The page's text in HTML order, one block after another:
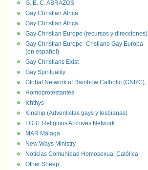
G. E. C. ABRAZOS
Gay Christian África
Gay Christian África
Gay Christian Europe (recursos y direcciones)
Gay Christian Europe- Cristiano Gay Europa
(en español)
Gay Christians Exist
Gay Spirituality
Global Network of Rainbow Catholic (GNRC),
Homoprotestantes
Ichthys
Kinship (Adventistas gays y lesbianas)
LGBT Religious Archives Network
MAR Málaga
New Ways Ministry
Noticias Comunidad Homosexual Católica
Other Sheep